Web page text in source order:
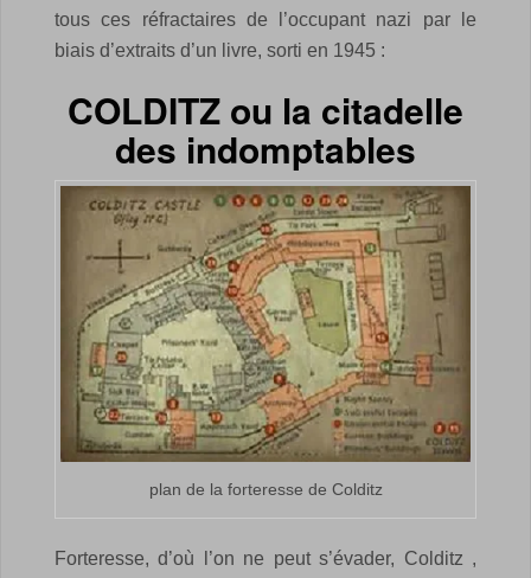
tous ces réfractaires de l’occupant nazi par le
biais d’extraits d’un livre, sorti en 1945 :
COLDITZ ou la citadelle
des indomptables
plan de la forteresse de Colditz
Forteresse, d’où l’on ne peut s’évader, Colditz ,